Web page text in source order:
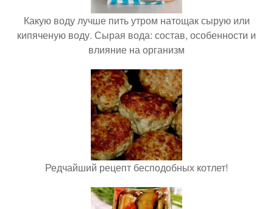
Какую воду лучше пить утром натощак сырую или
кипяченую воду. Сырая вода: состав, особенности и
влияние на организм
Редчайший рецепт бесподобных котлет!